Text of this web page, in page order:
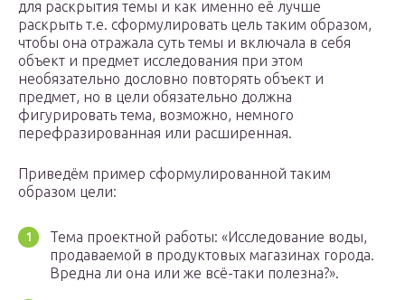
для раскрытия темы и как именно её лучше
раскрыть т.е. сформулировать цель таким образом,
чтобы она отражала суть темы и включала в себя
объект и предмет исследования при этом
необязательно дословно повторять объект и
предмет, но в цели обязательно должна
фигурировать тема, возможно, немного
перефразированная или расширенная.
Приведём пример сформулированной таким
образом цели:
Тема проектной работы: «Исследование воды,
продаваемой в продуктовых магазинах города.
Вредна ли она или же всё-таки полезна?».